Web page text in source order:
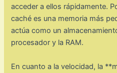
acceder a ellos rápidamente.
caché es una memoria más
actúa como un
procesador y la RAM.
En cuanto a la velocidad, la